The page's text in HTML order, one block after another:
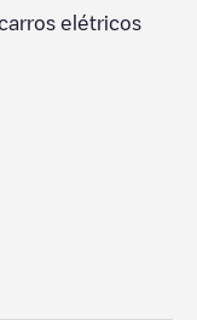
elétricos